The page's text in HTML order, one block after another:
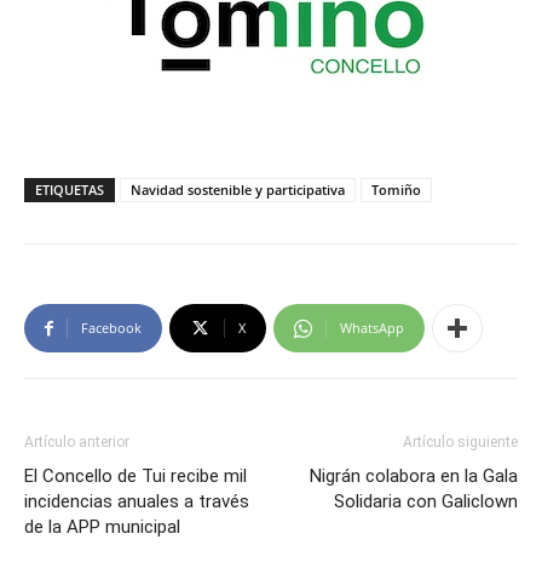
ETIQUETAS Navidad sostenible y participativa Tomiño
Facebook X WhatsApp
Artículo anterior
El Concello de Tui recibe mil
incidencias anuales a través
de la APP municipal
Artículo siguiente
Nigrán colabora en la Gala
Solidaria con Galiclown